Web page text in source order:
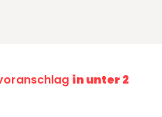
in unter 2